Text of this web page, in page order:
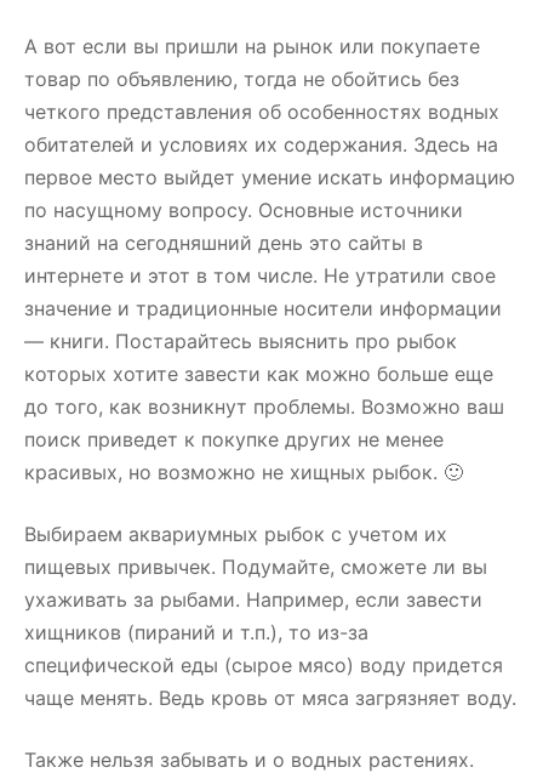
А вот если вы пришли на рынок или покупаете
товар по объявлению, тогда не обойтись без
четкого представления об особенностях водных
обитателей и условиях их содержания. Здесь на
первое место выйдет умение искать информацию
по насущному вопросу. Основные источники
знаний на сегодняшний день это сайты в
интернете и этот в том числе. Не утратили свое
значение и традиционные носители информации
— книги. Постарайтесь выяснить про рыбок
которых хотите завести как можно больше еще
до того, как возникнут проблемы. Возможно ваш
поиск приведет к покупке других не менее
красивых, но возможно не хищных рыбок. 🙂
Выбираем аквариумных рыбок с учетом их
пищевых привычек. Подумайте, сможете ли вы
ухаживать за рыбами. Например, если завести
хищников (пираний и т.п.), то из-за
специфической еды (сырое мясо) воду придется
чаще менять. Ведь кровь от мяса загрязняет воду.
Также нельзя забывать и о водных растениях.